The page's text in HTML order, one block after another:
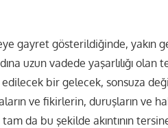
gayret gösterildiğinde, yakın
uzun vadede yaşarlılığı olan
bir gelecek, sonsuza
ve fikirlerin, duruşların ve
da bu şekilde akıntının